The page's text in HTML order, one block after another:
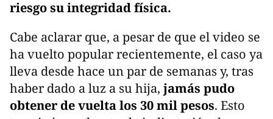
riesgo su integridad física.
Cabe aclarar que, a pesar de que el video se
ha vuelto popular recientemente, el caso ya
lleva desde hace un par de semanas y, tras
haber dado a luz a su hija, jamás pudo
obtener de vuelta los 30 mil pesos. Esto